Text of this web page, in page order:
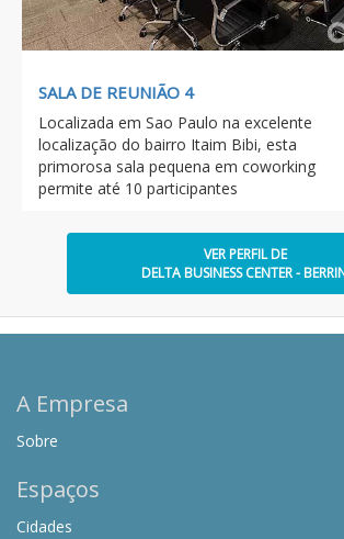
SALA DE REUNIÃO 4
Localizada em Sao Paulo na excelente
localização do bairro Itaim Bibi, esta
primorosa sala pequena em coworking
permite até 10 participantes
VER PERFIL DE
DELTA BUSINESS CENTER -
A Empresa
Sobre
Espaços
Cidades